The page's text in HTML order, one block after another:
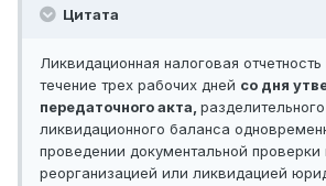
Цитата
Ликвидационная налоговая
течение трех рабочих дней со дня
передаточного акта,
ликвидационного баланса
проведении документальной проверки
реорганизацией или ликвидацией